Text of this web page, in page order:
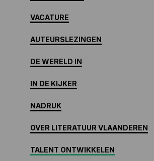
VACATURE
AUTEURSLEZINGEN
DE WERELD IN
IN DE KIJKER
NADRUK
OVER LITERATUUR VLAANDEREN
TALENT ONTWIKKELEN